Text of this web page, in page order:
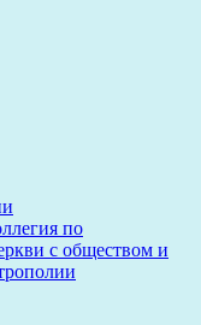
по
с обществом и